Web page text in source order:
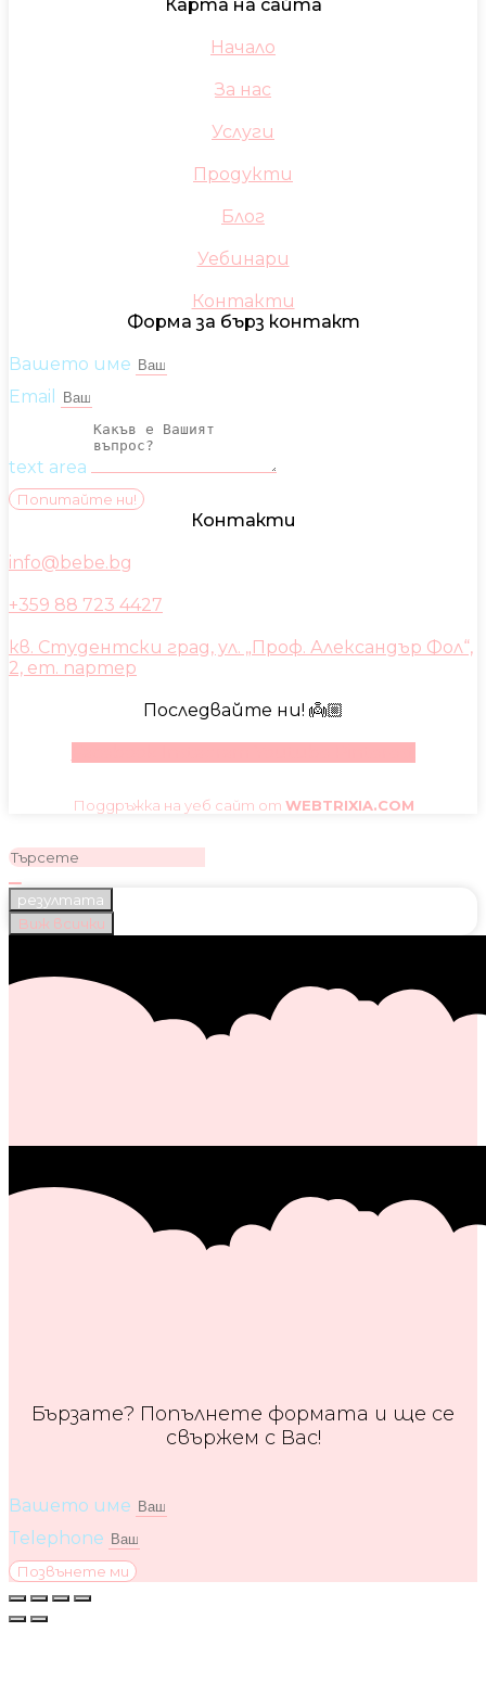
Карта на сайта
Начало
За нас
Услуги
Продукти
Блог
Уебинари
Контакти
Форма за бърз контакт
Вашето име
Email
text area
Попитайте ни!
Контакти
info@bebe.bg
+359 88 723 4427
кв. Студентски град, ул. „Проф. Александър Фол“,
2, ет. партер
Последвайте ни! 👼🏼
Поддръжка на уеб сайт от WEBTRIXIA.COM
резултата
Виж всички
Бързате? Попълнете формата и ще се
свържем с Вас!
Вашето име
Telephone
Позвънете ми